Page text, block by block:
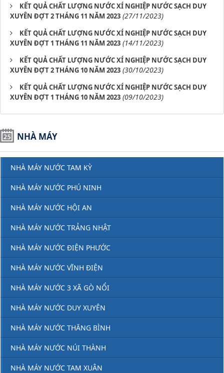
KẾT QUẢ CHẤT LƯỢNG NƯỚC XÍ NGHIỆP NƯỚC SẠCH DUY
XUYÊN ĐỢT 2 THÁNG 11 NĂM 2023 (27/11/2023)
KẾT QUẢ CHẤT LƯỢNG NƯỚC XÍ NGHIỆP NƯỚC SẠCH DUY
XUYÊN ĐỢT 1 THÁNG 11 NĂM 2023 (14/11/2023)
KẾT QUẢ CHẤT LƯỢNG NƯỚC XÍ NGHIỆP NƯỚC SẠCH DUY
XUYÊN ĐỢT 2 THÁNG 10 NĂM 2023 (30/10/2023)
KẾT QUẢ CHẤT LƯỢNG NƯỚC XÍ NGHIỆP NƯỚC SẠCH DUY
XUYÊN ĐỢT 1 THÁNG 10 NĂM 2023 (09/10/2023)
NHÀ MÁY
NHÀ MÁY NƯỚC TAM KỲ
NHÀ MÁY NƯỚC PHÚ NINH
NHÀ MÁY NƯỚC HỘI AN
NHÀ MÁY NƯỚC TRẢNG NHẬT
NHÀ MÁY NƯỚC ĐIỆN PHƯỚC
NHÀ MÁY NƯỚC VĨNH ĐIỆN
NHÀ MÁY NƯỚC 3 XÃ GÒ NỔI
NHÀ MÁY NƯỚC DUY XUYÊN
NHÀ MÁY NƯỚC THĂNG BÌNH
NHÀ MÁY NƯỚC NÚI THÀNH
NHÀ MÁY NƯỚC TAM XUÂN